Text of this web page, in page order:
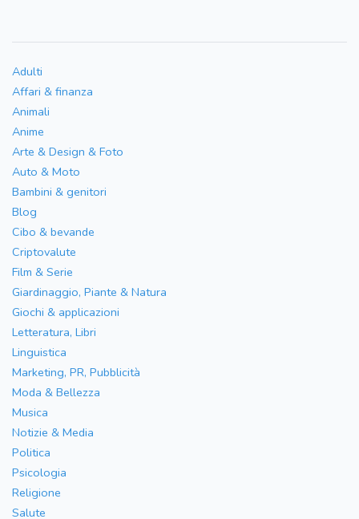
Adulti
Affari & finanza
Animali
Anime
Arte & Design & Foto
Auto & Moto
Bambini & genitori
Blog
Cibo & bevande
Criptovalute
Film & Serie
Giardinaggio, Piante & Natura
Giochi & applicazioni
Letteratura, Libri
Linguistica
Marketing, PR, Pubblicità
Moda & Bellezza
Musica
Notizie & Media
Politica
Psicologia
Religione
Salute